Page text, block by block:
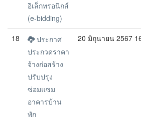
อิเล็กทรอนิกส์
(e-bidding)
18
ประกาศ
ประกวดราคา
จ้างก่อสร้าง
ปรับปรุง
ซ่อมแซม
อาคารบ้าน
พัก
20 มิถุนายน 2567